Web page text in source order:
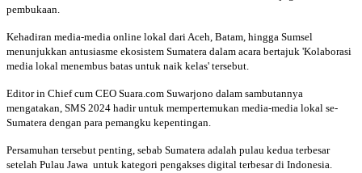
pembukaan.
Kehadiran media-media online lokal dari Aceh, Batam, hingga Sumsel
menunjukkan antusiasme ekosistem Sumatera dalam acara bertajuk 'Kolaborasi
media lokal menembus batas untuk naik kelas' tersebut.
Editor in Chief cum CEO Suara.com Suwarjono dalam sambutannya
mengatakan, SMS 2024 hadir untuk mempertemukan media-media lokal se-
Sumatera dengan para pemangku kepentingan.
Persamuhan tersebut penting, sebab Sumatera adalah pulau kedua terbesar
setelah Pulau Jawa untuk kategori pengakses digital terbesar di Indonesia.